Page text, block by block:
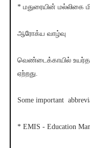
* மதுரையின் மல்லிகை
ஆரோக்ய வாழ்வு
வெண்டைக்காயில்
ஏற்றது.
Some important
* EMIS - Education